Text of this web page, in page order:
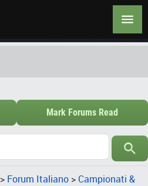
Mark Forums Read
> Forum Italiano > Campionati &